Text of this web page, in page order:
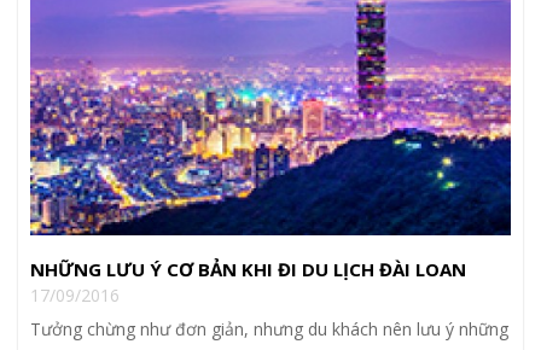
NHỮNG LƯU Ý CƠ BẢN KHI ĐI DU LỊCH ĐÀI LOAN
17/09/2016
Tưởng chừng như đơn giản, nhưng du khách nên lưu ý những